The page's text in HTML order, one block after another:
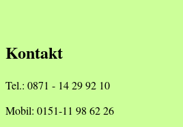
Kontakt
Tel.: 0871 - 14 29 92 10
Mobil: 0151-11 98 62 26